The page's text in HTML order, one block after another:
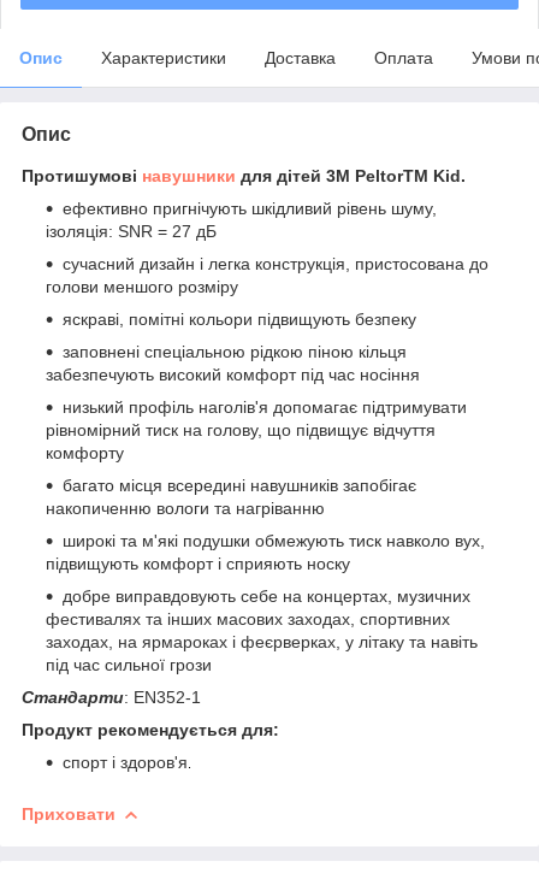
Опис Характеристики Доставка Оплата Умови
Опис
Протишумові навушники для дітей 3M PeltorTM Kid.
ефективно пригнічують шкідливий рівень шуму,
ізоляція: SNR = 27 дБ
сучасний дизайн і легка конструкція, пристосована до
голови меншого розміру
яскраві, помітні кольори підвищують безпеку
заповнені спеціальною рідкою піною кільця
забезпечують високий комфорт під час носіння
низький профіль наголів'я допомагає підтримувати
рівномірний тиск на голову, що підвищує відчуття
комфорту
багато місця всередині навушників запобігає
накопиченню вологи та нагріванню
широкі та м'які подушки обмежують тиск навколо вух,
підвищують комфорт і сприяють носку
добре виправдовують себе на концертах, музичних
фестивалях та інших масових заходах, спортивних
заходах, на ярмароках і феєрверках, у літаку та навіть
під час сильної грози
Стандарти: EN352-1
Продукт рекомендується для:
спорт і здоров'я
Приховати